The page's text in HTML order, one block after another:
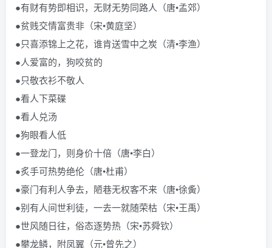
●有财有势即相识，无财无势同路人（唐•孟郊）
●贫贱交情富贵非（宋•黄庭坚）
●只喜添锦上之花，谁肯送雪中之炭（清•李渔）
●人爱富的，狗咬贫的
●只敬衣衫不敬人
●看人下菜碟
●看人兑汤
●狗眼看人低
●一登龙门，则身价十倍（唐•李白）
●炙手可热势绝伦（唐•杜甫）
●豪门有利人争去，陋巷无权客不来（唐•徐夤）
●别有人间世利徒，一去一就随荣枯（宋•王禹）
●世风随日往，俗态逐势热（宋•苏舜钦）
●攀龙鳞，附凤翼（元•曾先之）